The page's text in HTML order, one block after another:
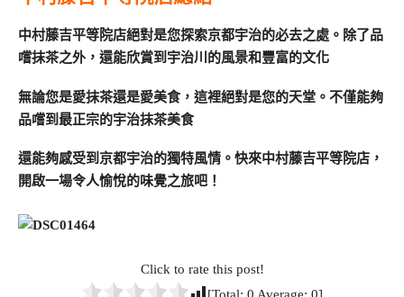
中村藤吉平等院店絕對是您探索京都宇治的必去之處。除了品
嚐抹茶之外，還能欣賞到宇治川的風景和豐富的文化
無論您是愛抹茶還是愛美食，這裡絕對是您的天堂。不僅能夠
品嚐到最正宗的宇治抹茶美食
還能夠感受到京都宇治的獨特風情。快來中村藤吉平等院店，
開啟一場令人愉悅的味覺之旅吧！
Click to rate this post!